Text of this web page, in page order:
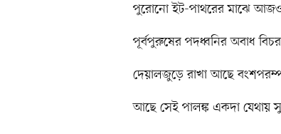
পুরোনো ইট-পাথরের মাঝে
পূর্বপুরুষের পদধ্বনির অবাধ
দেয়ালজুড়ে রাখা আছে
আছে সেই পালঙ্ক একদা যেথায়